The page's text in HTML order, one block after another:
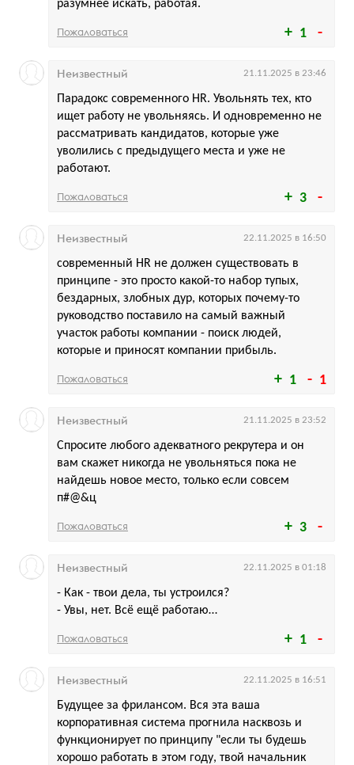
1
разумнее искать, работая.
Пожаловаться
3
Парадокс современного HR. Увольнять тех, кто
ищет работу не увольняясь. И одновременно не
рассматривать кандидатов, которые уже
уволились с предыдущего места и уже не
работают.
Неизвестный 21.11.2025 в 23:46
Пожаловаться
1 1
современный HR не должен существовать в
принципе - это просто какой-то набор тупых,
бездарных, злобных дур, которых почему-то
руководство поставило на самый важный
участок работы компании - поиск людей,
которые и приносят компании прибыль.
Неизвестный 22.11.2025 в 16:50
Пожаловаться
3
Спросите любого адекватного рекрутера и он
вам скажет никогда не увольняться пока не
найдешь новое место, только если совсем
п#@&ц
Неизвестный 21.11.2025 в 23:52
Пожаловаться
1
- Как - твои дела, ты устроился?
- Увы, нет. Всё ещё работаю…
Неизвестный 22.11.2025 в 01:18
Пожаловаться
Будущее за фрилансом. Вся эта ваша
корпоративная система прогнила насквозь и
функционирует по принципу "если ты будешь
хорошо работать в этом году, твой начальник
Неизвестный 22.11.2025 в 16:51